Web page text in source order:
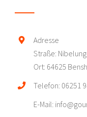
Adresse
Straße:
Ort: 64625
Telefon: 06251
E-Mail: